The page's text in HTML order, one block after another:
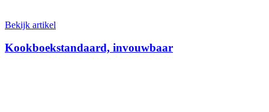
Bekijk artikel
Kookboekstandaard, invouwbaar